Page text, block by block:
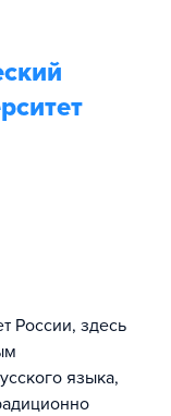
России, здесь
языка,